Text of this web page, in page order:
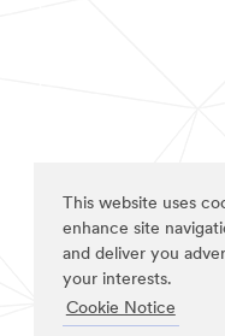
This website uses
enhance site
and deliver you
your interests.
Cookie Notice